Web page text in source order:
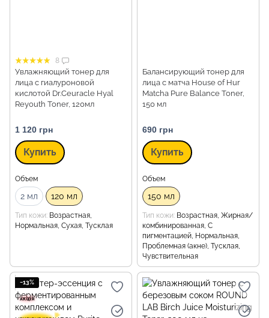
8
Увлажняющий тонер для
лица с гиалуроновой
кислотой Dr.Ceuracle Hyal
Reyouth Toner, 120мл
1 120 грн
Купить
Объем
2 мл 120 мл
Тип кожи Возрастная,
Нормальная, Сухая, Тусклая
Балансирующий тонер для
лица с матча House of Hur
Matcha Pure Balance Toner,
150 мл
690 грн
Купить
Объем
150 мл
Тип кожи Возрастная, Жирная/
комбинированная, С
пигментацией, Нормальная,
Проблемная (акне), Тусклая,
Чувствительная
−13%